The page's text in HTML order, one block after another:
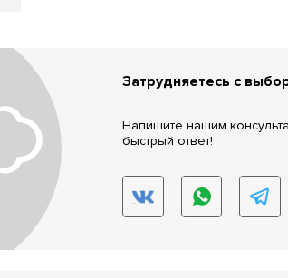
Затрудняетесь с
Напишите нашим
быстрый ответ!